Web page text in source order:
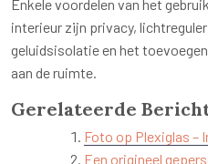
Enkele voordelen van het
interieur zijn privacy,
geluidsisolatie en het
aan de ruimte.
Gerelateerde
Foto op Plexiglas –
Een origineel